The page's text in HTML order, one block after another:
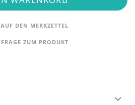
AUF DEN MERKZETTEL
FRAGE ZUM PRODUKT